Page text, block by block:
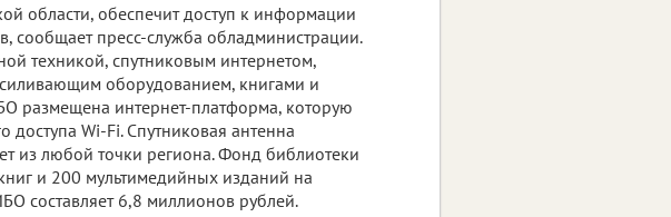
области, обеспечит доступ к информации
сообщает пресс-служба обладминистрации.
техникой, спутниковым интернетом,
оборудованием, книгами и
размещена интернет-платформа, которую
доступа Wi-Fi. Спутниковая антенна
из любой точки региона. Фонд библиотеки
и 200 мультимедийных изданий на
составляет 6,8 миллионов рублей.